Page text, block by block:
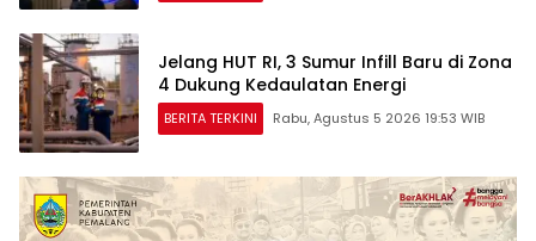
Jelang HUT RI, 3 Sumur Infill Baru di Zona
4 Dukung Kedaulatan Energi
BERITA TERKINI Rabu, Agustus 5 2026 19:53 WIB